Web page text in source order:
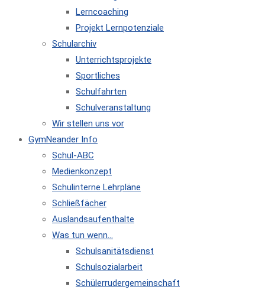
Lerncoaching
Projekt Lernpotenziale
Schularchiv
Unterrichtsprojekte
Sportliches
Schulfahrten
Schulveranstaltung
Wir stellen uns vor
GymNeander Info
Schul-ABC
Medienkonzept
Schulinterne Lehrpläne
Schließfächer
Auslandsaufenthalte
Was tun wenn…
Schulsanitätsdienst
Schulsozialarbeit
Schülerrudergemeinschaft